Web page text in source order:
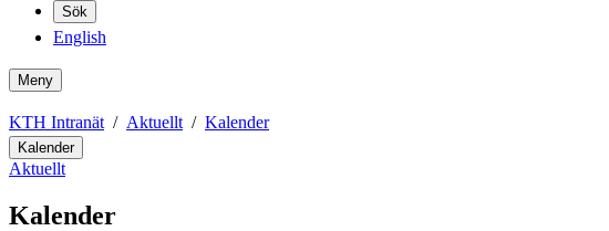
Sök
English
Meny
KTH Intranät Aktuellt Kalender
Kalender
Aktuellt
Kalender